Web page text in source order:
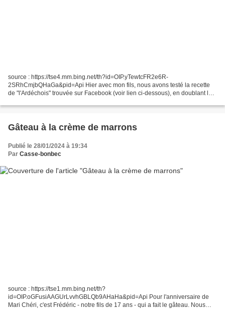
source : https://tse4.mm.bing.net/th?id=OIP.yTewtcFR2e6R-
2SRhCmjbQHaGa&pid=Api Hier avec mon fils, nous avons testé la recette
de "l'Ardéchois" trouvée sur Facebook (voir lien ci-dessous), en doublant les
Gâteau à la crème de marrons
Publié le 28/01/2024 à 19:34
Par Casse-bonbec
source : https://tse1.mm.bing.net/th?
id=OIP.oGFusiAAGUrLvvhGBLQb9AHaHa&pid=Api Pour l'anniversaire de
Mari Chéri, c'est Frédéric - notre fils de 17 ans - qui a fait le gâteau. Nous